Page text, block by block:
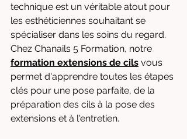
technique est un véritable atout pour
les esthéticiennes souhaitant se
spécialiser dans les soins du regard.
Chez Chanails 5 Formation, notre
formation extensions de cils vous
permet d'apprendre toutes les étapes
clés pour une pose parfaite, de la
préparation des cils à la pose des
extensions et à l'entretien.